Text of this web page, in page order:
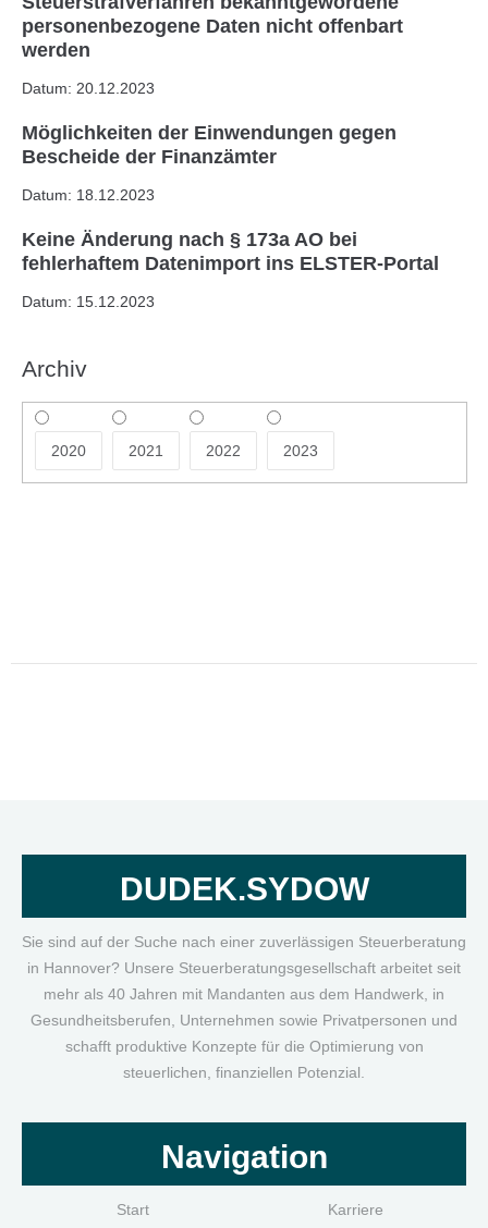
personenbezogene Daten nicht offenbart
werden
Datum: 20.12.2023
Möglichkeiten der Einwendungen gegen
Bescheide der Finanzämter
Datum: 18.12.2023
Keine Änderung nach § 173a AO bei
fehlerhaftem Datenimport ins ELSTER-Portal
Datum: 15.12.2023
Archiv
2020 2021 2022 2023
DUDEK.SYDOW
Sie sind auf der Suche nach einer zuverlässigen Steuerberatung
in Hannover? Unsere Steuerberatungsgesellschaft arbeitet seit
mehr als 40 Jahren mit Mandanten aus dem Handwerk, in
Gesundheitsberufen, Unternehmen sowie Privatpersonen und
schafft produktive Konzepte für die Optimierung von
steuerlichen, finanziellen Potenzial.
Navigation
Start
Karriere